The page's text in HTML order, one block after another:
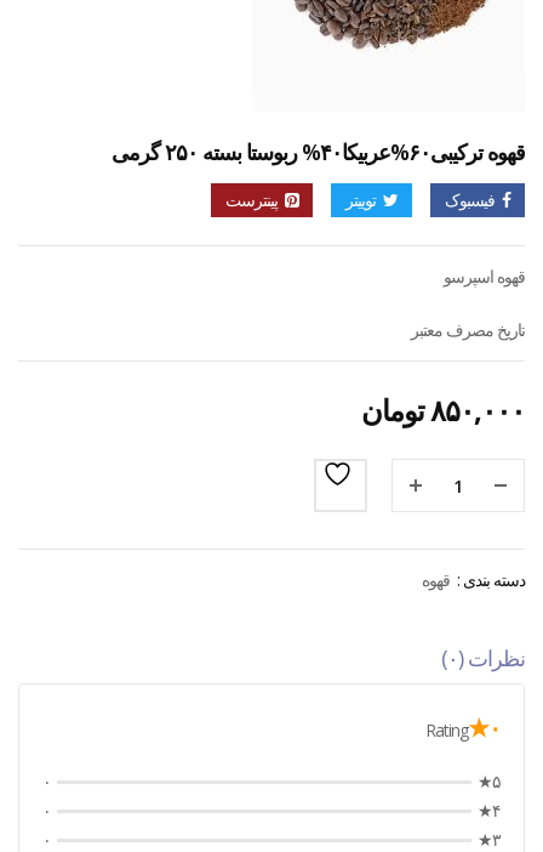
قهوه ترکیبی۶۰%عربیکا۴۰% ربوستا بسته ۲۵۰ گرمی
فیسبوک توییتر پینترست
قهوه اسپرسو
تاریخ مصرف معتبر
۸۵۰,۰۰۰تومان
دسته بندی : قهوه
نظرات (۰)
۰★ Rating
۵★
۰
۴★
۰
۳★
۰